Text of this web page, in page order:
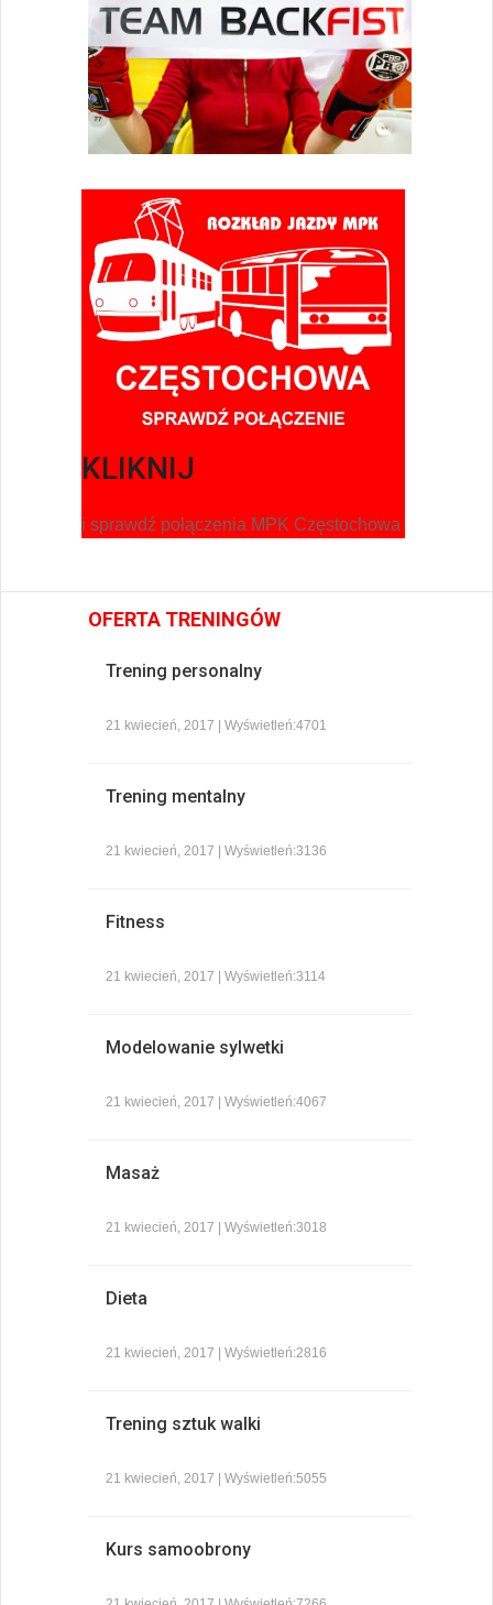
KLIKNIJ
i sprawdź połączenia MPK Częstochowa
OFERTA TRENINGÓW
Trening personalny
21 kwiecień, 2017 | Wyświetleń:4701
Trening mentalny
21 kwiecień, 2017 | Wyświetleń:3136
Fitness
21 kwiecień, 2017 | Wyświetleń:3114
Modelowanie sylwetki
21 kwiecień, 2017 | Wyświetleń:4067
Masaż
21 kwiecień, 2017 | Wyświetleń:3018
Dieta
21 kwiecień, 2017 | Wyświetleń:2816
Trening sztuk walki
21 kwiecień, 2017 | Wyświetleń:5055
Kurs samoobrony